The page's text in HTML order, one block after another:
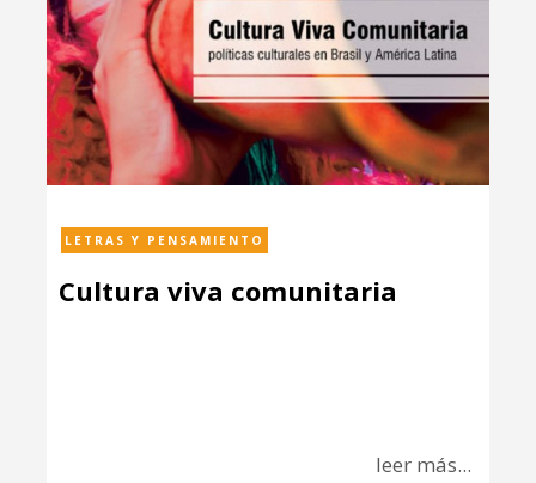
LETRAS Y PENSAMIENTO
Cultura viva comunitaria
leer más...